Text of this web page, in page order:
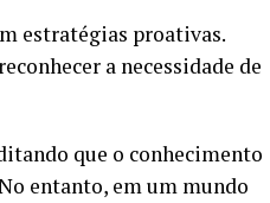
estratégias proativas.
a necessidade de
que o conhecimento
entanto, em um mundo